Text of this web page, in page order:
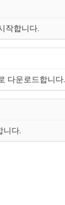
작합니다.
다운로드합니다.
니다.